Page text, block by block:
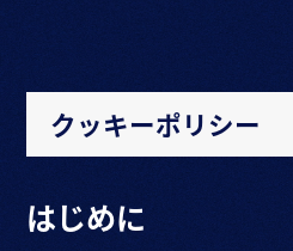
クッキーポリシー
はじめに